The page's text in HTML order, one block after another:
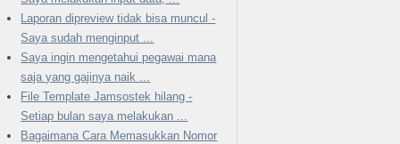
Laporan dipreview tidak bisa muncul -
Saya sudah menginput ...
Saya ingin mengetahui pegawai mana
saja yang gajinya naik ...
File Template Jamsostek hilang -
Setiap bulan saya melakukan ...
Bagaimana Cara Memasukkan Nomor